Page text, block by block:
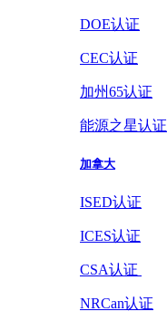
DOE认证
CEC认证
加州65认证
能源之星认证
加拿大
ISED认证
ICES认证
CSA认证
NRCan认证